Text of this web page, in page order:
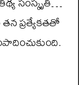
ప్రత్యేకతతో